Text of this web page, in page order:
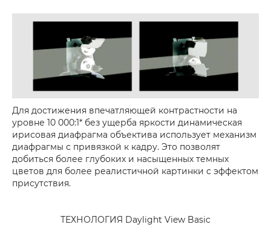
Для достижения впечатляющей контрастности на
уровне 10 000:1* без ущерба яркости динамическая
ирисовая диафрагма объектива использует механизм
диафрагмы с привязкой к кадру. Это позволят
добиться более глубоких и насыщенных темных
цветов для более реалистичной картинки с эффектом
присутствия.
ТЕХНОЛОГИЯ Daylight View Basic